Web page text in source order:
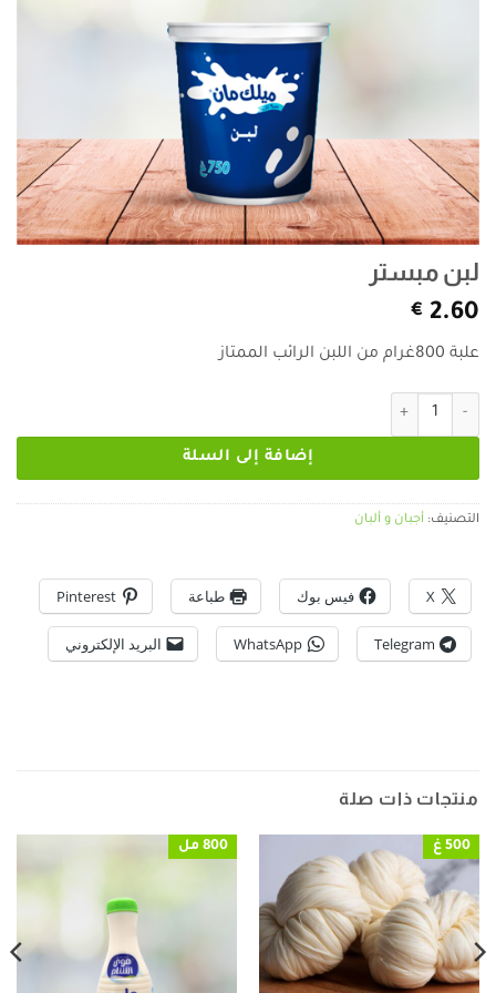
لبن مبستر
2.60
€
علبة 800غرام من اللبن الرائب الممتاز
كمية لبن مبستر
إضافة إلى السلة
التصنيف: أجبان و ألبان
X فيس بوك طباعة Pinterest
Telegram
WhatsApp البريد الإلكتروني
منتجات ذات صلة
500 غ 800 مل